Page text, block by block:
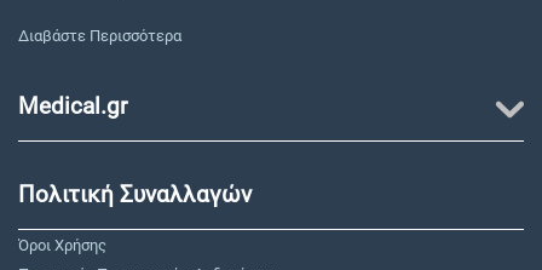
Διαβάστε Περισσότερα
Medical.gr
Πολιτική Συναλλαγών
Όροι Χρήσης